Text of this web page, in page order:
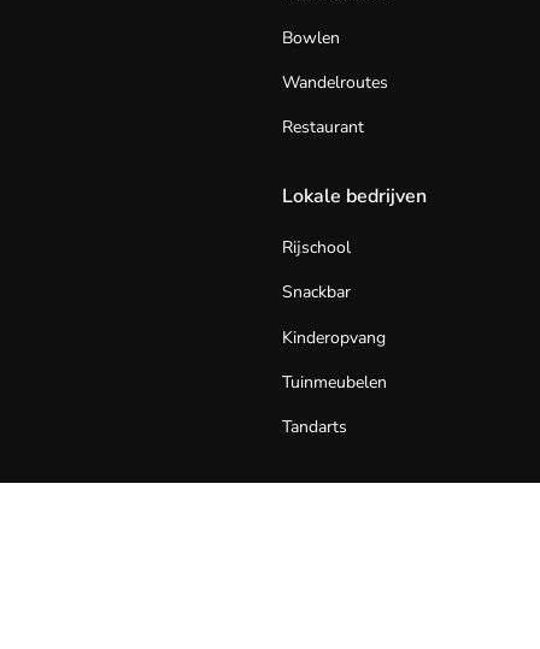
Bowlen
Wandelroutes
Restaurant
Lokale bedrijven
Rijschool
Snackbar
Kinderopvang
Tuinmeubelen
Tandarts